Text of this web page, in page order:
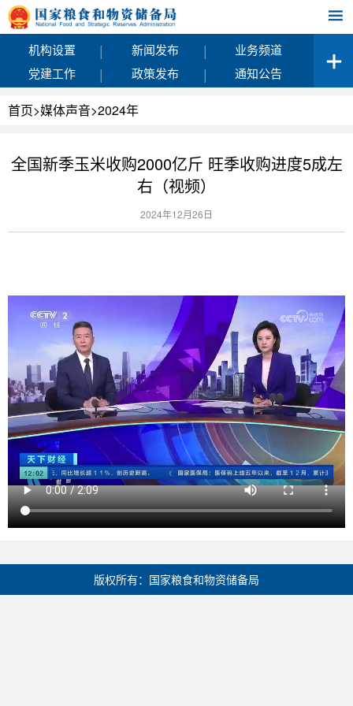
机构设置 | 新闻发布 |
业务频道
党建工作
| 政策发布 | 通知公告
首页>媒体声音>2024年
全国新季玉米收购2000亿斤 旺季收购进度5成左
右（视频）
2024年12月26日
版权所有：国家粮食和物资储备局